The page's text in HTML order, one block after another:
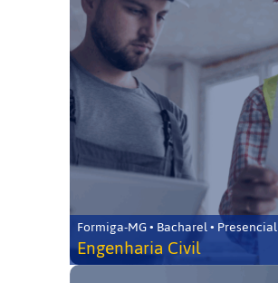
Formiga-MG • Bacharel • Presencial
Engenharia Civil